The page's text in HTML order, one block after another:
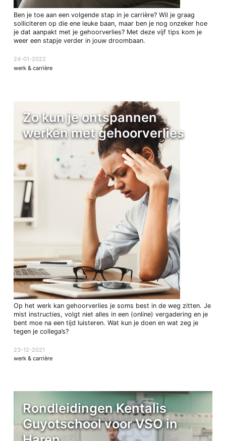
Ben je toe aan een volgende stap in je carrière? Wil je graag
solliciteren op die ene leuke baan, maar ben je nog onzeker hoe
je dat aanpakt met je gehoorverlies? Met deze vijf tips kom je
weer een stapje verder in jouw droombaan.
24-01-2022
werk & carrière
Zo kun je ontspannen
werken met gehoorverlies
Op het werk kan gehoorverlies je soms best in de weg zitten. Je
mist instructies, volgt niet alles in een (online) vergadering en je
bent moe na een tijd luisteren. Wat kun je doen en wat zeg je
tegen je collega’s?
23-12-2021
werk & carrière
Rondleidingen Kentalis
Guyotschool voor VSO in